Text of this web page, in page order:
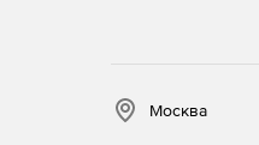
Москва